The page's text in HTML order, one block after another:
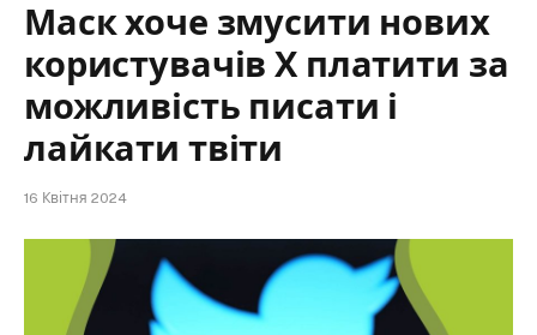
Маск хоче змусити нових
користувачів Х платити за
можливість писати і
лайкати твіти
16 Квітня 2024